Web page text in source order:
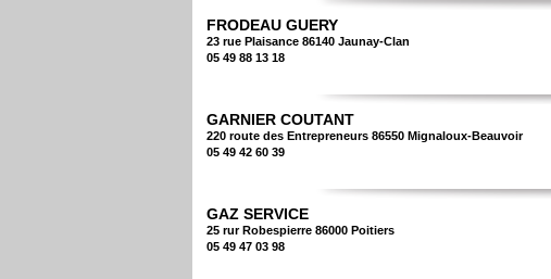
FRODEAU GUERY
23 rue Plaisance 86140 Jaunay-Clan
05 49 88 13 18
GARNIER COUTANT
220 route des Entrepreneurs 86550 Mignaloux-Beauvoir
05 49 42 60 39
GAZ SERVICE
25 rur Robespierre 86000 Poitiers
05 49 47 03 98